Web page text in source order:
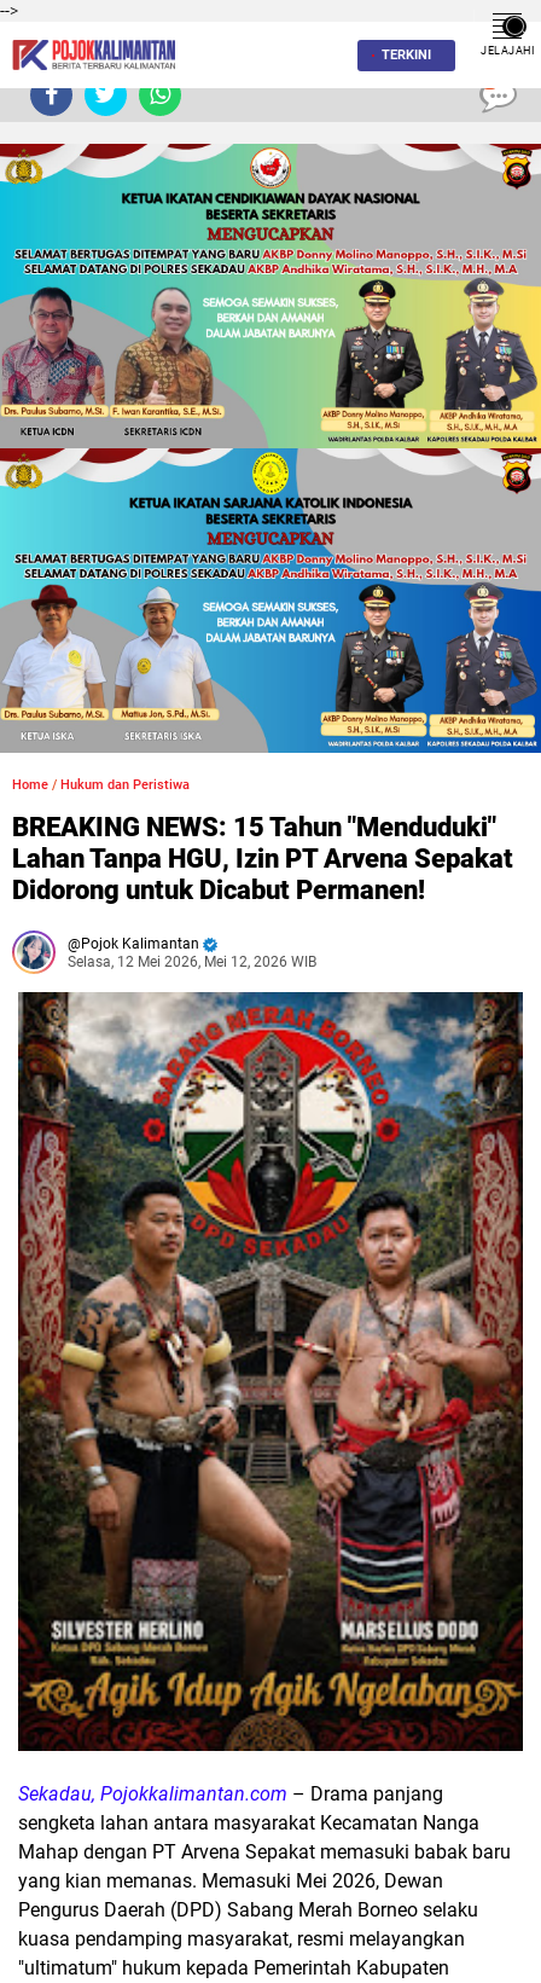
-->
TERKINI JELAJAHI
Home / Hukum dan Peristiwa
BREAKING NEWS: 15 Tahun "Menduduki"
Lahan Tanpa HGU, Izin PT Arvena Sepakat
Didorong untuk Dicabut Permanen!
Pojok Kalimantan
Selasa, 12 Mei 2026, Mei 12, 2026 WIB
Sekadau, Pojokkalimantan.com – Drama panjang
sengketa lahan antara masyarakat Kecamatan Nanga
Mahap dengan PT Arvena Sepakat memasuki babak baru
yang kian memanas. Memasuki Mei 2026, Dewan
Pengurus Daerah (DPD) Sabang Merah Borneo selaku
kuasa pendamping masyarakat, resmi melayangkan
"ultimatum" hukum kepada Pemerintah Kabupaten